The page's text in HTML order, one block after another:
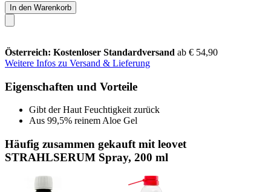
In den Warenkorb
Österreich: Kostenloser Standardversand ab € 54,90
Weitere Infos zu Versand & Lieferung
Eigenschaften und Vorteile
Gibt der Haut Feuchtigkeit zurück
Aus 99,5% reinem Aloe Gel
Häufig zusammen gekauft mit leovet
STRAHLSERUM Spray, 200 ml